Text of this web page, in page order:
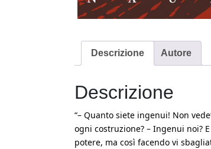
Descrizione Autore
Descrizione
“– Quanto siete ingenui! Non
ogni costruzione? – Ingenui noi?
potere, ma così facendo vi